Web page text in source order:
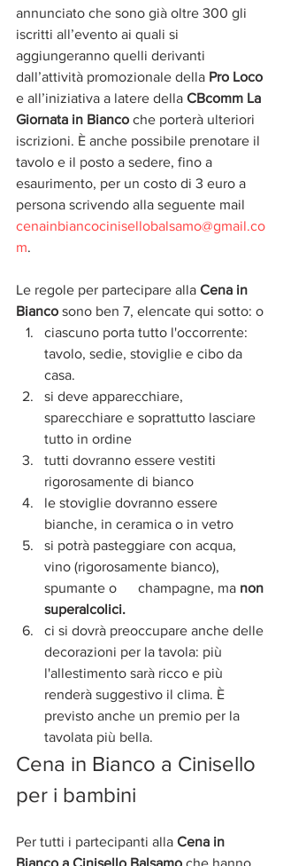
annunciato che sono già oltre 300 gli
iscritti all’evento ai quali si
aggiungeranno quelli derivanti
dall’attività promozionale della Pro Loco
e all’iniziativa a latere della CBcomm La
Giornata in Bianco che porterà ulteriori
iscrizioni. È anche possibile prenotare il
tavolo e il posto a sedere, fino a
esaurimento, per un costo di 3 euro a
persona scrivendo alla seguente mail
cenainbiancocinisellobalsamo@gmail.co
m.
Le regole per partecipare alla Cena in
Bianco sono ben 7, elencate qui sotto: o
ciascuno porta tutto l'occorrente:
tavolo, sedie, stoviglie e cibo da
casa.
si deve apparecchiare,
sparecchiare e soprattutto lasciare
tutto in ordine
tutti dovranno essere vestiti
rigorosamente di bianco
le stoviglie dovranno essere
bianche, in ceramica o in vetro
si potrà pasteggiare con acqua,
vino (rigorosamente bianco),
spumante o      champagne, ma non
superalcolici.
ci si dovrà preoccupare anche delle
decorazioni per la tavola: più
l'allestimento sarà ricco e più
renderà suggestivo il clima. È
previsto anche un premio per la
tavolata più bella.
Cena in Bianco a Cinisello
per i bambini
Per tutti i partecipanti alla Cena in
Bianco a Cinisello Balsamo che hanno